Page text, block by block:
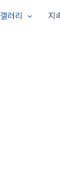
갤러리 지